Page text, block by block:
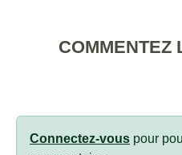
COMMENTEZ
Connectez-vous pour